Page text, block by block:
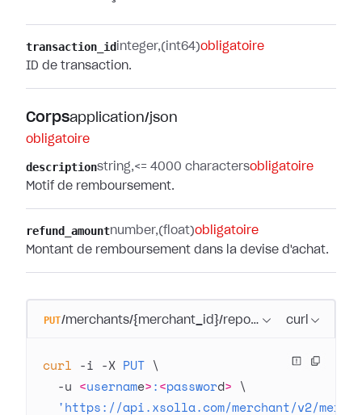
transaction_id integer (int64)obligatoire
ID de transaction.
Corpsapplication/json
obligatoire
descriptionstring <= 4000 charactersobligatoire
Motif de remboursement.
refund_amountnumber (float)obligatoire
Montant de remboursement dans la devise d'achat.
PUT/merchants/{merchant_id}/reports/transactions/
curl
curl -i -X PUT \
  -u
<username>:<password> \
'https://api.xsolla.com/merchant/v2/